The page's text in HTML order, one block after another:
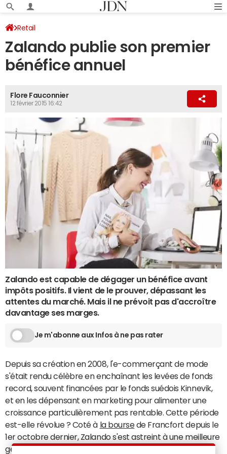
Retail
Zalando publie son premier
bénéfice annuel
Flore Fauconnier
12 février 2015 16:42
Zalando est capable de dégager un bénéfice avant
impôts positifs. Il vient de le prouver, dépassant les
attentes du marché. Mais il ne prévoit pas d'accroître
davantage ses marges.
Je m'abonne aux Infos à ne pas rater
Depuis sa création en 2008, l'e-commerçant de mode
s'était rendu célèbre en enchaînant les levées de fonds
record, souvent financées par le fonds suédois Kinnevik,
et en les dépensant en marketing pour alimenter une
croissance particulièrement pas rentable. Cette période
est-elle révolue ? Coté à la boursede Francfort depuis le
1er octobre dernier, Zalando s'est astreint à une meilleure
gestion de ses coûts et, pour la première fois de son